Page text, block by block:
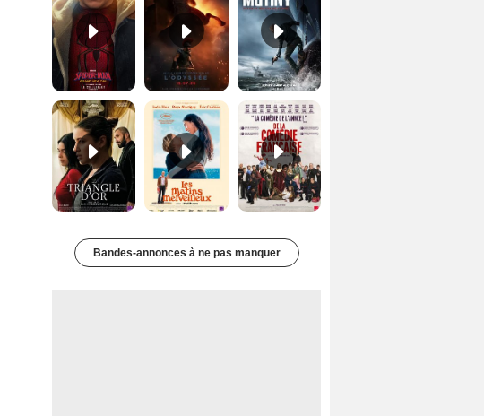
Les Matins merveilleux Bande-annonce VF De la Comédie-Française Teaser VF
Bandes-annonces à ne pas manquer